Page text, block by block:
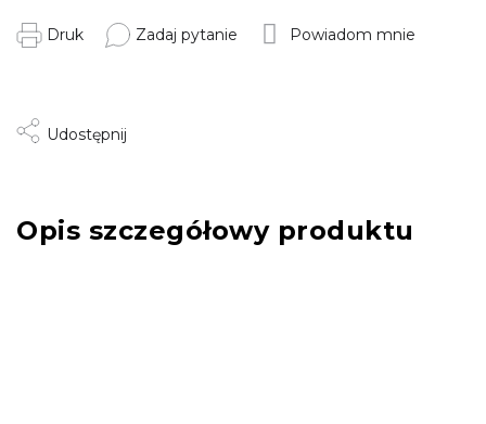
Druk Zadaj pytanie Powiadom mnie
Udostępnij
Opis szczegółowy produktu